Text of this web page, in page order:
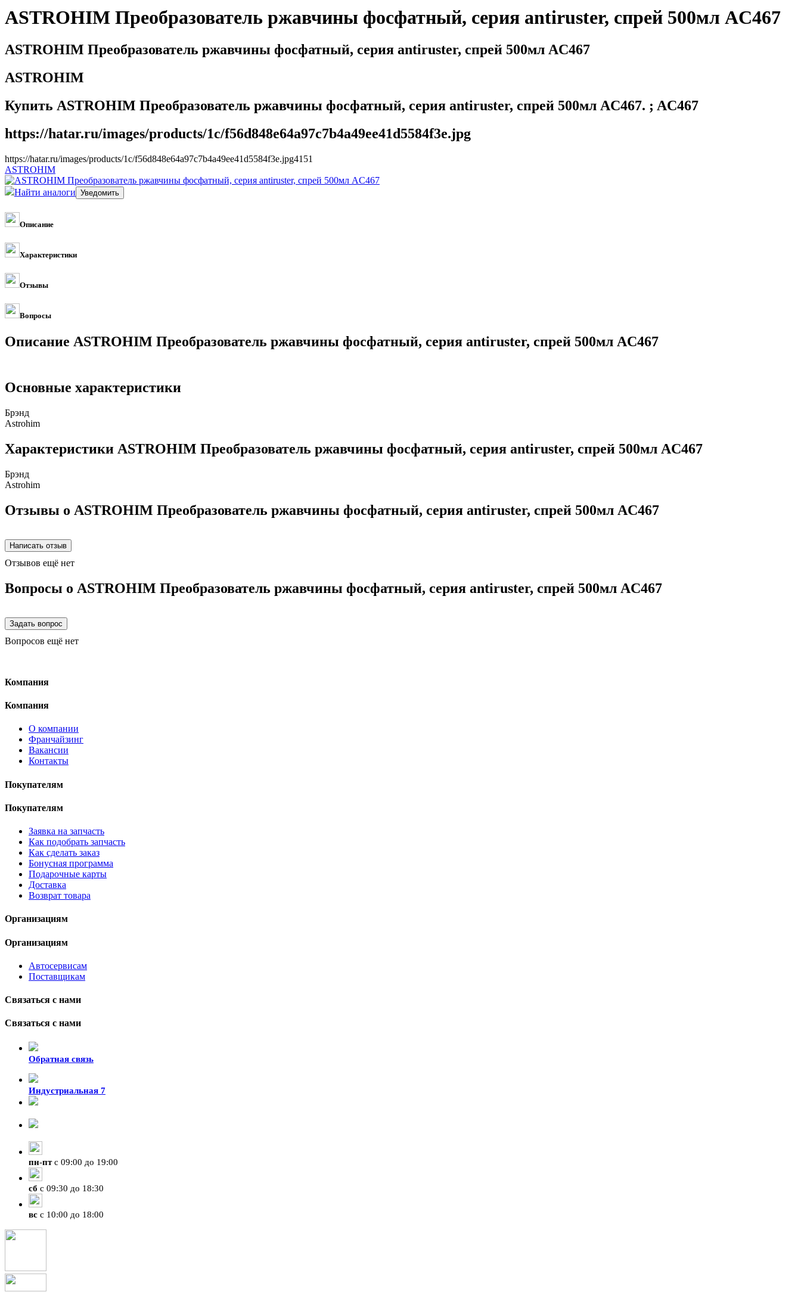
ASTROHIM Преобразователь ржавчины фосфатный, серия antiruster, спрей 500мл AC467
ASTROHIM Преобразователь ржавчины фосфатный, серия antiruster, спрей 500мл AC467
ASTROHIM
Купить ASTROHIM Преобразователь ржавчины фосфатный, серия antiruster, спрей 500мл AC467. ; AC467
https://hatar.ru/images/products/1c/f56d848e64a97c7b4a49ee41d5584f3e.jpg
https://hatar.ru/images/products/1c/f56d848e64a97c7b4a49ee41d5584f3e.jpg41 51
ASTROHIM
Найти аналоги
Описание
Характеристики
Отзывы
Вопросы
Описание ASTROHIM Преобразователь ржавчины фосфатный, серия antiruster, спрей 500мл AC467
Основные характеристики
Брэнд
Astrohim
Характеристики ASTROHIM Преобразователь ржавчины фосфатный, серия antiruster, спрей 500мл AC467
Брэнд
Astrohim
Отзывы о ASTROHIM Преобразователь ржавчины фосфатный, серия antiruster, спрей 500мл AC467
Отзывов ещё нет
Вопросы о ASTROHIM Преобразователь ржавчины фосфатный, серия antiruster, спрей 500мл AC467
Вопросов ещё нет
Компания
Компания
О компании
Франчайзинг
Вакансии
Контакты
Покупателям
Покупателям
Заявка на запчасть
Как подобрать запчасть
Как сделать заказ
Бонусная программа
Подарочные карты
Доставка
Возврат товара
Организациям
Организациям
Автосервисам
Поставщикам
Связаться с нами
Связаться с нами
Обратная связь
Индустриальная 7
пн-птс 09:00 до 19:00
сб с 09:30 до 18:30
вс с 10:00 до 18:00